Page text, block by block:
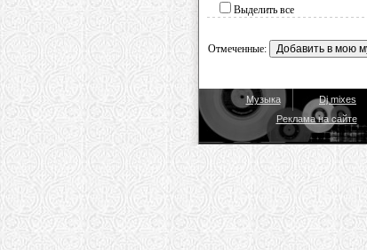
Выделить все
Отмеченные:
Музыка Dj mixes
Реклама на сайте